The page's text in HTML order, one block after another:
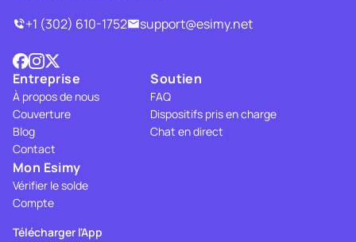
+1 (302) 610-1752
support@esimy.net
Entreprise
À propos de nous
Couverture
Blog
Contact
Soutien
FAQ
Dispositifs pris en charge
Chat en direct
Mon Esimy
Vérifier le solde
Compte
Télécharger l'App